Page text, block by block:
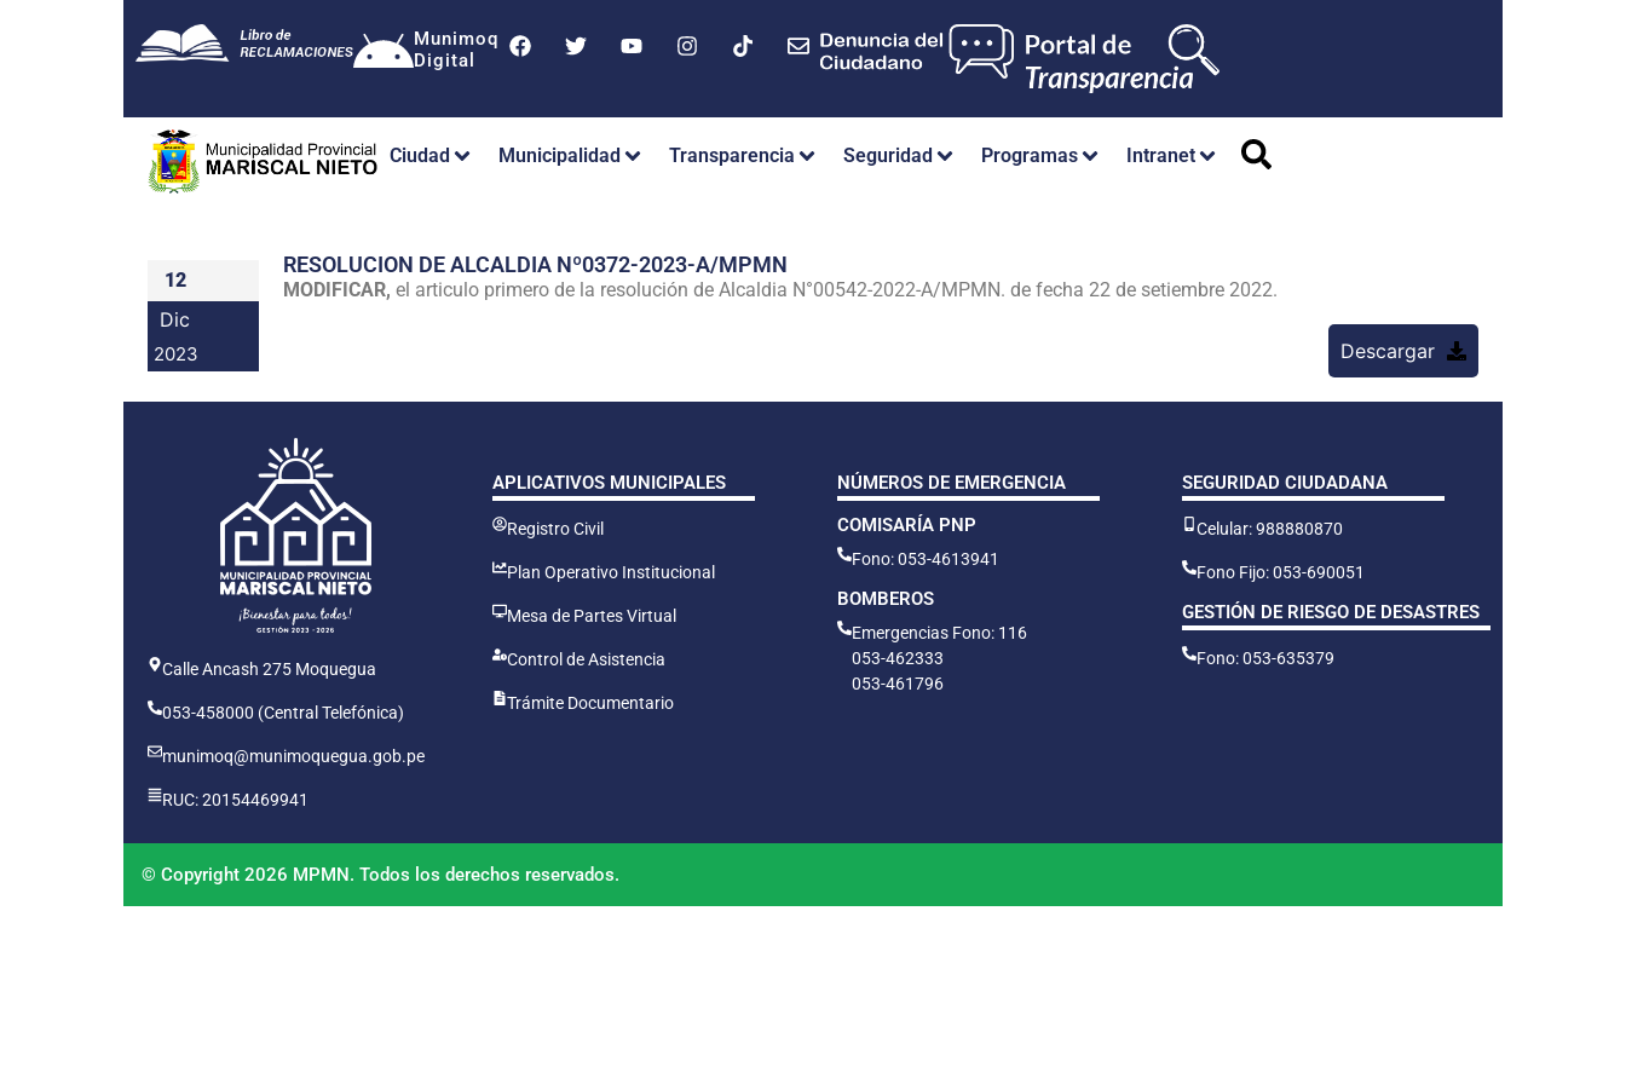
Munimoq
Digital
Ciudad Municipalidad Transparencia Seguridad Programas Intranet
12
Dic
2023
RESOLUCION DE ALCALDIA Nº0372-2023-A/MPMN
MODIFICAR, el articulo primero de la resolución de Alcaldia N°00542-2022-A/MPMN. de fecha 22 de setiembre 2022.
Descargar
Calle Ancash 275 Moquegua
053-458000 (Central Telefónica)
munimoq@munimoquegua.gob.pe
RUC: 20154469941
APLICATIVOS MUNICIPALES
Registro Civil
Plan Operativo Institucional
Mesa de Partes Virtual
Control de Asistencia
Trámite Documentario
NÚMEROS DE EMERGENCIA
COMISARÍA PNP
Fono: 053-4613941
BOMBEROS
Emergencias Fono: 116
053-462333
053-461796
SEGURIDAD CIUDADANA
Celular: 988880870
Fono Fijo: 053-690051
GESTIÓN DE RIESGO DE DESASTRES
Fono: 053-635379
© Copyright 2026 MPMN. Todos los derechos reservados.